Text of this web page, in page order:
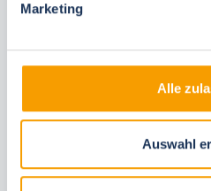
Marketing
Alle
Auswahl